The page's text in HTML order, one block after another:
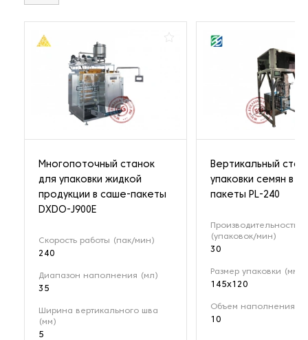
Многопоточный станок
для упаковки жидкой
продукции в саше-пакеты
DXDO-J900E
Скорость работы (пак/мин)
240
Диапазон наполнения (мл)
35
Ширина вертикального шва
(мм)
5
Вертикальный
упаковки семян в
пакеты PL-240
Производительность
(упаковок/мин)
30
Размер упаковки (мм)
145x120
Объем наполнения (г/
10